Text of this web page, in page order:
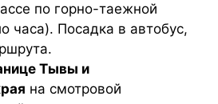
по горно-таежной
часа). Посадка в автобус,
Тывы и
на смотровой